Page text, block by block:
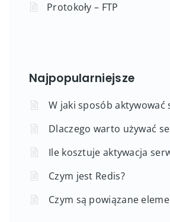
Protokoły – FTP
Najpopularniejsze
W jaki sposób aktywować
Dlaczego warto używać
Ile kosztuje aktywacja
Czym jest Redis?
Czym są powiązane